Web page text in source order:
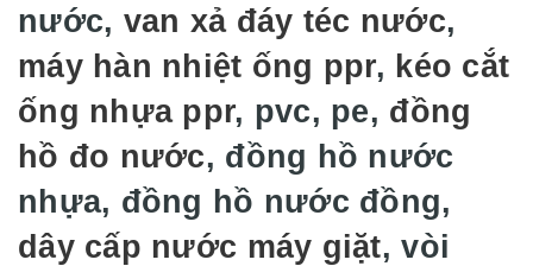
nước, van xả đáy téc nước,
máy hàn nhiệt ống ppr, kéo cắt
ống nhựa ppr, pvc, pe, đồng
hồ đo nước, đồng hồ nước
nhựa, đồng hồ nước đồng,
dây cấp nước máy giặt, vòi